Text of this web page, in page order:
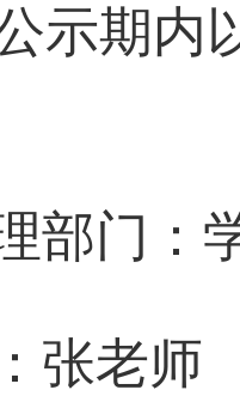
示期内
部门：
张老师